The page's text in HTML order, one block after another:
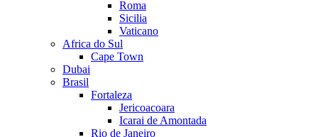
Roma
Sicilia
Vaticano
Africa do Sul
Cape Town
Dubai
Brasil
Fortaleza
Jericoacoara
Icarai de Amontada
Rio de Janeiro